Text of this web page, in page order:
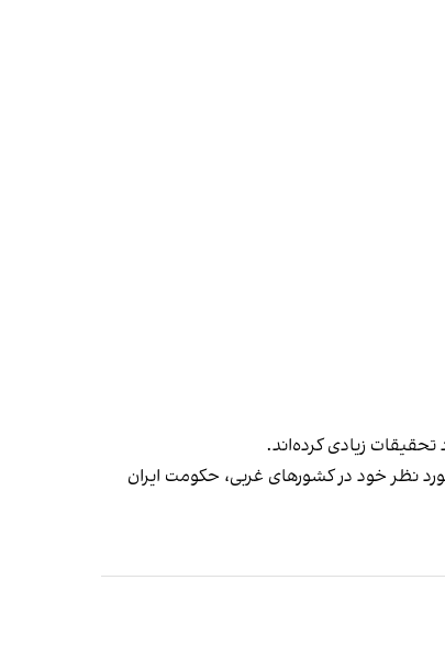
زیادی کرده‌اند.
نظر خود در کشورهای غربی، حکومت ایران